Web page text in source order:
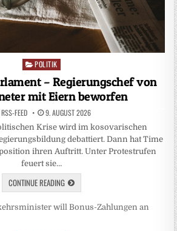
Posted
POLITIK
– Regierungschef von
mit Eiern beworfen
RSS-FEED 9. AUGUST 2026
Krise wird im kosovarischen
debattiert. Dann hat Time
ihren Auftritt. Unter Protestrufen
feuert sie…
CONTINUE READING